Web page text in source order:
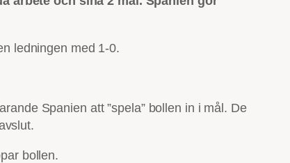
ledningen med 1-0.
Spanien att ”spela” bollen in i mål. De
bollen.